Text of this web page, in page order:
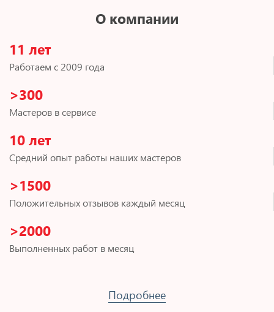
О компании
11 лет
Работаем с 2009 года
>300
Мастеров в сервисе
10 лет
Средний опыт работы наших мастеров
>1500
Положительных отзывов каждый месяц
>2000
Выполненных работ в месяц
Подробнее